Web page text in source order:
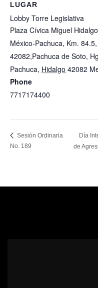
LUGAR
Lobby Torre Legislativa
Plaza Cívica Miguel
México-Pachuca, Km.
42082,Pachuca de Soto,
Pachuca, Hidalgo 42082
Phone
7717174400
Sesión Ordinaria
No. 189
Día
de